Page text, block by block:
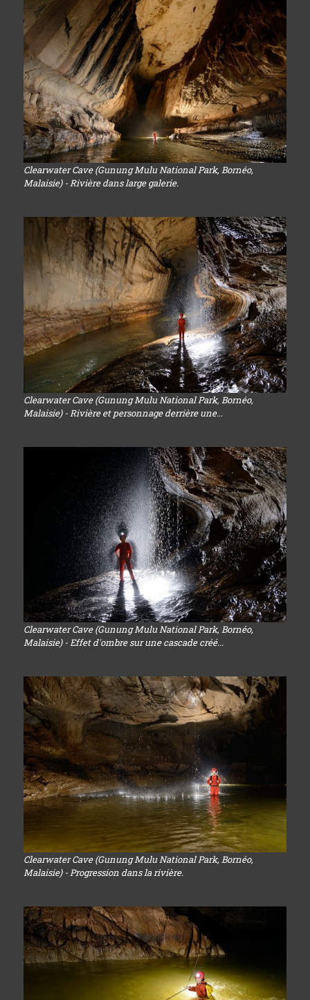
Clearwater Cave (Gunung Mulu National Park, Bornéo,
Malaisie) - Rivière dans large galerie.
Clearwater Cave (Gunung Mulu National Park, Bornéo,
Malaisie) - Rivière et personnage derrière une...
Clearwater Cave (Gunung Mulu National Park, Bornéo,
Malaisie) - Effet d'ombre sur une cascade créé...
Clearwater Cave (Gunung Mulu National Park, Bornéo,
Malaisie) - Progression dans la rivière.